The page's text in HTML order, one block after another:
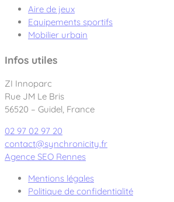
Aire de jeux
Equipements sportifs
Mobilier urbain
Infos utiles
ZI Innoparc
Rue JM Le Bris
56520 – Guidel, France
02 97 02 97 20
contact@synchronicity.fr
Agence SEO Rennes
Mentions légales
Politique de confidentialité